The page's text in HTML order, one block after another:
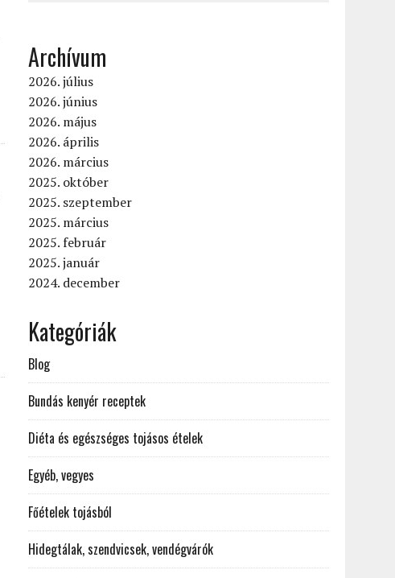
Archívum
2026. július
2026. június
2026. május
2026. április
2026. március
2025. október
2025. szeptember
2025. március
2025. február
2025. január
2024. december
Kategóriák
Blog
Bundás kenyér receptek
Diéta és egészséges tojásos ételek
Egyéb, vegyes
Főételek tojásból
Hidegtálak, szendvicsek, vendégvárók